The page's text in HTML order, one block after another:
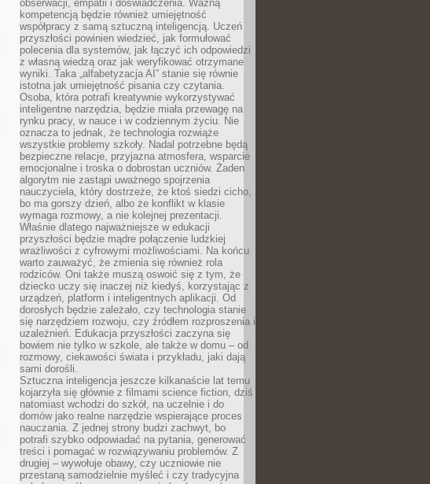
obserwacji, empatii i doświadczenia. Ważną
kompetencją będzie również umiejętność
współpracy z samą sztuczną inteligencją. Uczeń
przyszłości powinien wiedzieć, jak formułować
polecenia dla systemów, jak łączyć ich odpowiedzi
z własną wiedzą oraz jak weryfikować otrzymane
wyniki. Taka „alfabetyzacja AI” stanie się równie
istotna jak umiejętność pisania czy czytania.
Osoba, która potrafi kreatywnie wykorzystywać
inteligentne narzędzia, będzie miała przewagę na
rynku pracy, w nauce i w codziennym życiu. Nie
oznacza to jednak, że technologia rozwiąże
wszystkie problemy szkoły. Nadal potrzebne będą
bezpieczne relacje, przyjazna atmosfera, wsparcie
emocjonalne i troska o dobrostan uczniów. Żaden
algorytm nie zastąpi uważnego spojrzenia
nauczyciela, który dostrzeże, że ktoś siedzi cicho,
bo ma gorszy dzień, albo że konflikt w klasie
wymaga rozmowy, a nie kolejnej prezentacji.
Właśnie dlatego najważniejsze w edukacji
przyszłości będzie mądre połączenie ludzkiej
wrażliwości z cyfrowymi możliwościami. Na końcu
warto zauważyć, że zmienia się również rola
rodziców. Oni także muszą oswoić się z tym, że
dziecko uczy się inaczej niż kiedyś, korzystając z
urządzeń, platform i inteligentnych aplikacji. Od
dorosłych będzie zależało, czy technologia stanie
się narzędziem rozwoju, czy źródłem rozproszenia i
uzależnień. Edukacja przyszłości zaczyna się
bowiem nie tylko w szkole, ale także w domu – od
rozmowy, ciekawości świata i przykładu, jaki dają
sami dorośli.
Sztuczna inteligencja jeszcze kilkanaście lat temu
kojarzyła się głównie z filmami science fiction, dziś
natomiast wchodzi do szkół, na uczelnie i do
domów jako realne narzędzie wspierające proces
nauczania. Z jednej strony budzi zachwyt, bo
potrafi szybko odpowiadać na pytania, generować
treści i pomagać w rozwiązywaniu problemów. Z
drugiej – wywołuje obawy, czy uczniowie nie
przestaną samodzielnie myśleć i czy tradycyjna